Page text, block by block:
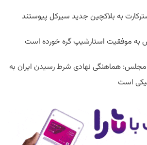
به بلاکچین جدید سیرکل پیوستند
به موفقیت استارشیپ گره خورده است
هماهنگی نهادی شرط رسیدن ایران به